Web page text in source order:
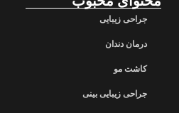
جراحی زیبایی
درمان دندان
کاشت مو
جراحی زیبایی بینی